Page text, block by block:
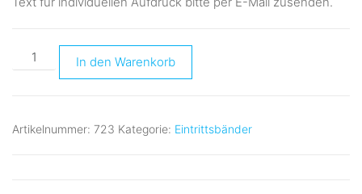
KLISCHEE
für
Eintrittsbänder
In den Warenkorb
Artikelnummer: 723 Kategorie: Eintrittsbänder